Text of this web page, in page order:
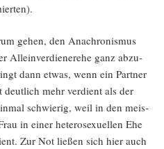
gehen, den Ana­chro­nis­mus
Allein­ver­die­ner­ehe ganz abzu­
dann etwas, wenn ein Part­ner
deut­lich mehr ver­dient als der
schwie­rig, weil in den meis­
in einer hete­ro­se­xu­el­len Ehe
Zur Not lie­ßen sich hier auch